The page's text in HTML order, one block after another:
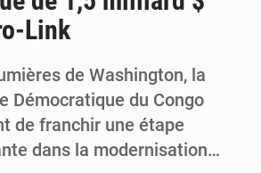
RDC : Christian Bosembe annonce la fermeture imminente de TikTok pour stopper la propagande de l’AFC-M23
Link
de Washington, la
Démocratique du Congo
de franchir une étape
dans la modernisation…